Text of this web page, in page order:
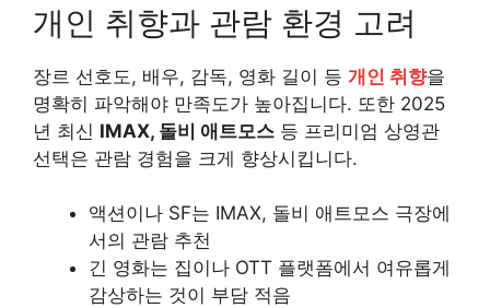
개인 취향과 관람 환경 고려
장르 선호도, 배우, 감독, 영화 길이 등 개인 취향을
명확히 파악해야 만족도가 높아집니다. 또한 2025
년 최신 IMAX, 돌비 애트모스 등 프리미엄 상영관
선택은 관람 경험을 크게 향상시킵니다.
액션이나 SF는 IMAX, 돌비 애트모스 극장에
서의 관람 추천
긴 영화는 집이나 OTT 플랫폼에서 여유롭게
감상하는 것이 부담 적음